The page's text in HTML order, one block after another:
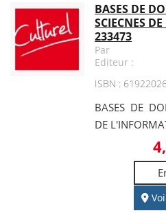
BASES DE
SCIECNES
233473
Par
Editeur :
ISBN :
BASES DE
DE